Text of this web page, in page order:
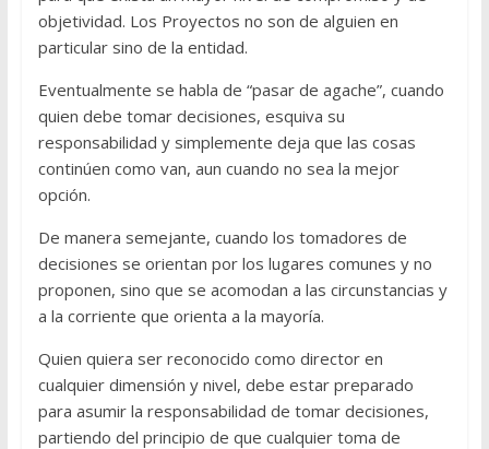
objetividad. Los Proyectos no son de alguien en
particular sino de la entidad.
Eventualmente se habla de “pasar de agache”, cuando
quien debe tomar decisiones, esquiva su
responsabilidad y simplemente deja que las cosas
continúen como van, aun cuando no sea la mejor
opción.
De manera semejante, cuando los tomadores de
decisiones se orientan por los lugares comunes y no
proponen, sino que se acomodan a las circunstancias y
a la corriente que orienta a la mayoría.
Quien quiera ser reconocido como director en
cualquier dimensión y nivel, debe estar preparado
para asumir la responsabilidad de tomar decisiones,
partiendo del principio de que cualquier toma de